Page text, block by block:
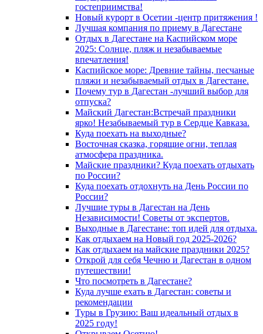
гостеприимства!
Новый курорт в Осетии -центр притяжения !
Лучшая компания по приему в Дагестане
Отдых в Дагестане на Каспийском море
2025: Солнце, пляж и незабываемые
впечатления!
Каспийское море: Древние тайны, песчаные
пляжи и незабываемый отдых в Дагестане.
Почему тур в Дагестан -лучший выбор для
отпуска?
Майский Дагестан:Встречай праздники
ярко! Незабываемый тур в Сердце Кавказа.
Куда поехать на выходные?
Восточная сказка, горящие огни, теплая
атмосфера праздника.
Майские праздники? Куда поехать отдыхать
по России?
Куда поехать отдохнуть на День России по
России?
Лучшие туры в Дагестан на День
Независимости! Советы от экспертов.
Выходные в Дагестане: топ идей для отдыха.
Как отдыхаем на Новый год 2025-2026?
Как отдыхаем на майские праздники 2025?
Открой для себя Чечню и Дагестан в одном
путешествии!
Что посмотреть в Дагестане?
Куда лучше ехать в Дагестан: советы и
рекомендации
Туры в Грузию: Ваш идеальный отдых в
2025 году!